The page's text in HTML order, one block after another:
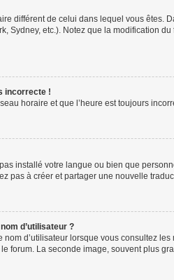
différent de celui dans lequel vous êtes.
Sydney, etc.). Notez que la modification
incorrecte !
horaire et que l’heure est toujours
installé votre langue ou bien que
pas à créer et partager une nouvelle
d’utilisateur ?
d’utilisateur lorsque vous consultez
forum. La seconde image, souvent plus